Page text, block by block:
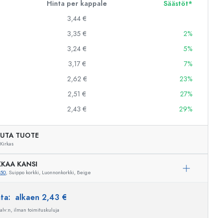
Hinta per kappale
Säästöt*
3,44 €
3,35 €
2%
3,24 €
5%
3,17 €
7%
2,62 €
23%
2,51 €
27%
2,43 € 29%
TUOTE
Kirkas
KANSI
, Suippo korkki, Luonnonkorkki, Beige
alkaen 2,43 €
ilman toimituskuluja